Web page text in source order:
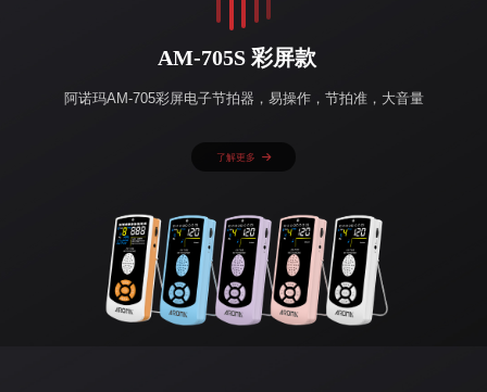
AM-705S 彩屏款
阿诺玛AM-705彩屏电子节拍器，易操作，节拍准，大音量
了解更多